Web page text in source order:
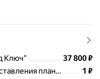
зубов, элайнеры,
скайсы, ремонт зубных
CAD/CAM,
Ключ" Цена
37800
37 800₽
Приём врача стоматолога и составления плана лечения бесплатно
1 ₽